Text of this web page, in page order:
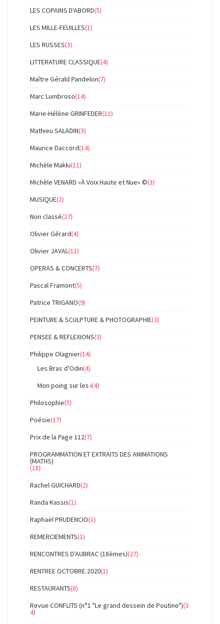
LES COPAINS D'ABORD(5)
LES MILLE-FEUILLES(1)
LES RUSSES(3)
LITTERATURE CLASSIQUE(4)
Maître Gérald Pandelon(7)
Marc Lumbroso(14)
Marie-Hélène GRINFEDER(11)
Mathieu SALADIN(3)
Maurice Daccord(14)
Michèle Makki(11)
Michèle VENARD «À Voix Haute et Nue» ©(3)
MUSIQUE(2)
Non classé(27)
Olivier Gérard(4)
Olivier JAVAL (11)
OPERAS & CONCERTS(7)
Pascal Framont(5)
Patrice TRIGANO(9)
PEINTURE & SCULPTURE & PHOTOGRAPHIE(3)
PENSEE & REFLEXIONS(3)
Philippe Olagnier(14)
Les Bras d'Odin(4)
Mon poing sur les i(4)
Philosophie(5)
Poésie(17)
Prix de la Page 112(7)
PROGRAMMATION ET EXTRAITS DES ANIMATIONS
(MATHS)
(18)
Rachel GUICHARD(2)
Randa Kassis(1)
Raphaël PRUDENCIO(1)
REMERCIEMENTS(1)
RENCONTRES D'AUBRAC (18èmes)(27)
RENTREE OCTOBRE 2020(1)
RESTAURANTS(8)
Revue CONFLITS (n°1 "Le grand dessein de Poutine")(3
4)